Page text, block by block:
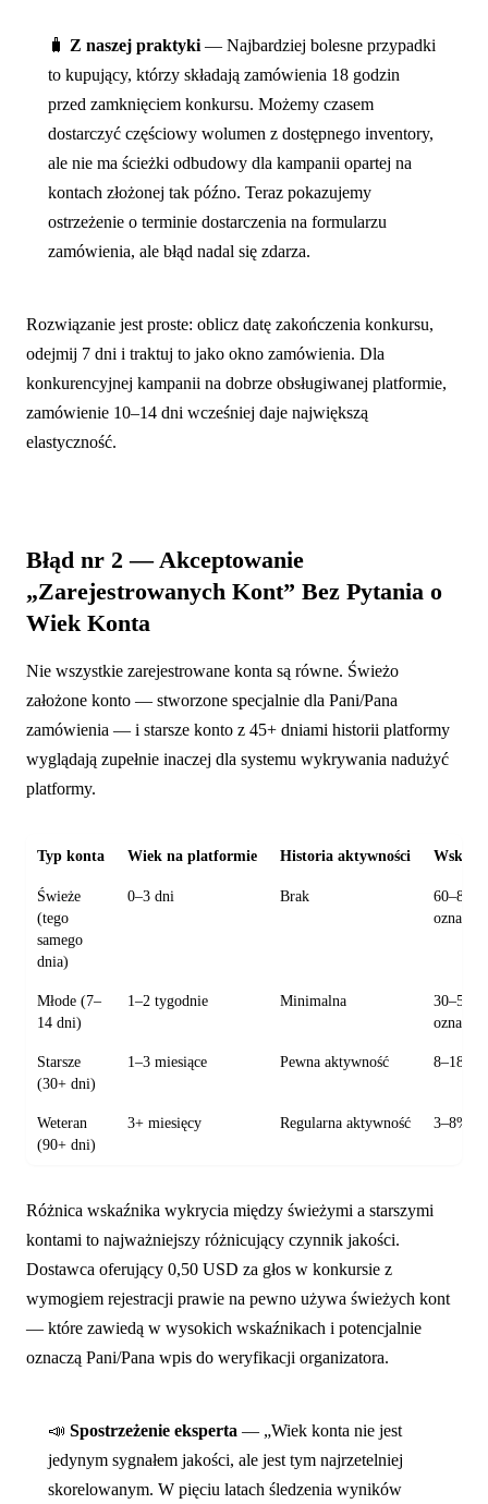
🧳 Z naszej praktyki — Najbardziej bolesne przypadki
to kupujący, którzy składają zamówienia 18 godzin
przed zamknięciem konkursu. Możemy czasem
dostarczyć częściowy wolumen z dostępnego inventory,
ale nie ma ścieżki odbudowy dla kampanii opartej na
kontach złożonej tak późno. Teraz pokazujemy
ostrzeżenie o terminie dostarczenia na formularzu
zamówienia, ale błąd nadal się zdarza.
Rozwiązanie jest proste: oblicz datę zakończenia konkursu,
odejmij 7 dni i traktuj to jako okno zamówienia. Dla
konkurencyjnej kampanii na dobrze obsługiwanej platformie,
zamówienie 10–14 dni wcześniej daje największą
elastyczność.
Błąd nr 2 — Akceptowanie
„Zarejestrowanych Kont” Bez Pytania o
Wiek Konta
Nie wszystkie zarejestrowane konta są równe. Świeżo
założone konto — stworzone specjalnie dla Pani/Pana
zamówienia — i starsze konto z 45+ dniami historii platformy
wyglądają zupełnie inaczej dla systemu wykrywania nadużyć
platformy.
Typ konta Wiek na platformie Historia aktywności
Świeże
(tego
samego
dnia)
0–3 dni Brak
60–80%
Młode (7–
14 dni)
1–2 tygodnie Minimalna
30–50%
Starsze
(30+ dni)
1–3 miesiące Pewna aktywność 8–18%
Weteran
(90+ dni)
3+ miesięcy Regularna aktywność 3–8%
Różnica wskaźnika wykrycia między świeżymi a starszymi
kontami to najważniejszy różnicujący czynnik jakości.
Dostawca oferujący 0,50 USD za głos w konkursie z
wymogiem rejestracji prawie na pewno używa świeżych kont
— które zawiedą w wysokich wskaźnikach i potencjalnie
oznaczą Pani/Pana wpis do weryfikacji organizatora.
📣 Spostrzeżenie eksperta — „Wiek konta nie jest
jedynym sygnałem jakości, ale jest tym najrzetelniej
skorelowanym. W pięciu latach śledzenia wyników